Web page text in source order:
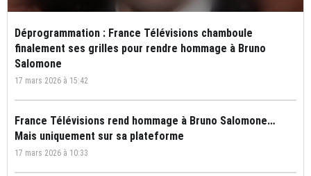
Déprogrammation : France Télévisions chamboule
finalement ses grilles pour rendre hommage à Bruno
Salomone
17 mars 2026 à 15:42
France Télévisions rend hommage à Bruno Salomone…
Mais uniquement sur sa plateforme
17 mars 2026 à 10:33